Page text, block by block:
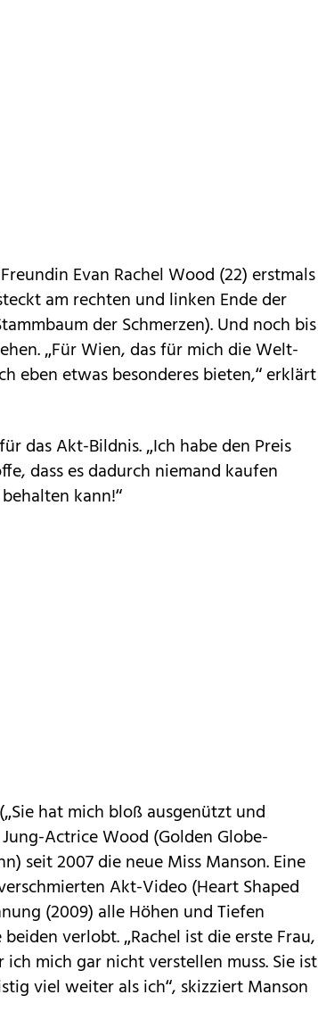
Evan Rachel Wood (22) erstmals
am rechten und linken Ende der
der Schmerzen). Und noch bis
„Für Wien, das für mich die Welt-
eben etwas besonderes bieten,“ erklärt
das Akt-Bildnis. „Ich habe den Preis
dass es dadurch niemand kaufen
kann!“
hat mich bloß ausgenützt und
Actrice Wood (Golden Globe-
seit 2007 die neue Miss Manson. Eine
Akt-Video (Heart Shaped
(2009) alle Höhen und Tiefen
verlobt. „Rachel ist die erste Frau,
mich gar nicht verstellen muss. Sie ist
viel weiter als ich“, skizziert Manson